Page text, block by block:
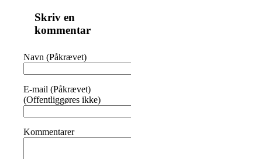
Skriv en
kommentar
Navn (Påkrævet)
E-mail (Påkrævet)
(Offentliggøres ikke)
Kommentarer